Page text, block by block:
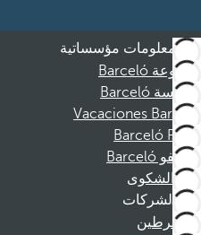
معلومات مؤسساتية
مجموعة Barceló
مؤسسة Barceló
Vacaciones Barceló
Barceló Films
موظفو Barceló
قناة الشكوى
الشركات
المنخرطين